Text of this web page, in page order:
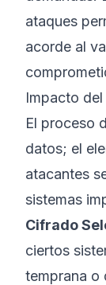
ataques
acorde al
Impacto
El proceso
datos; el
atacantes
sistemas
Cifrado
ciertos
temprana o